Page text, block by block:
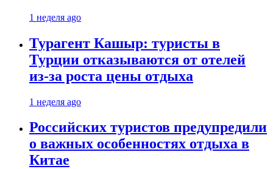
1 неделя ago
Турагент Кашыр: туристы в
Турции отказываются от отелей
из-за роста цены отдыха
1 неделя ago
Российских туристов предупредили
о важных особенностях отдыха в
Китае